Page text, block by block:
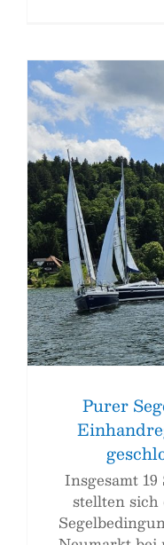
Purer
Insgesamt
stellten